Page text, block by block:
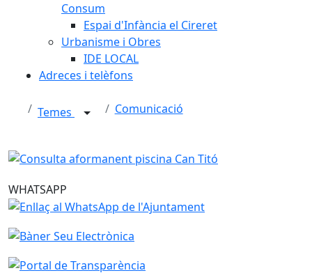
Consum
Espai d'Infància el Cireret
Urbanisme i Obres
IDE LOCAL
Adreces i telèfons
Temes Comunicació
WHATSAPP